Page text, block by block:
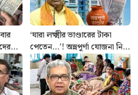
‘যারা লক্ষ্মীর ভাণ্ডারের টাকা
পেতেন…’! অন্নপূর্ণা যোজনা নিয়ে
বড় আপডেট দিলেন মন্ত্রী দিলীপ